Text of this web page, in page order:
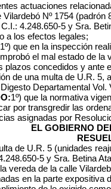
actuaciones
Nº 1754
4.248.650-5 y Sra.
a los efectos legales;
1º) que en la inspección
el mal estado de la
plazos concedidos y ante
de una multa de U.R. 5,
Departamental
1º) que la normativa
por transgredir las
asignadas por
EL GOBIERNO
de U.R. 5 (unidades
5 y Sra. Betina
vereda de la calle
en la parte expositiva